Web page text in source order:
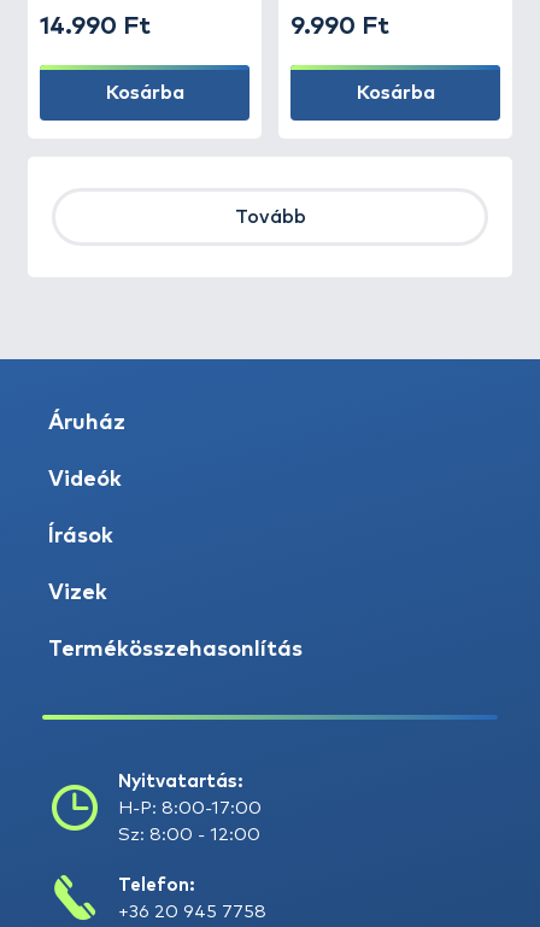
14.990 Ft
Kosárba
9.990 Ft
Kosárba
Tovább
Áruház
Videók
Írások
Vizek
Termékösszehasonlítás
Nyitvatartás:
H-P: 8:00-17:00
Sz: 8:00 - 12:00
Telefon:
+36 20 945 7758